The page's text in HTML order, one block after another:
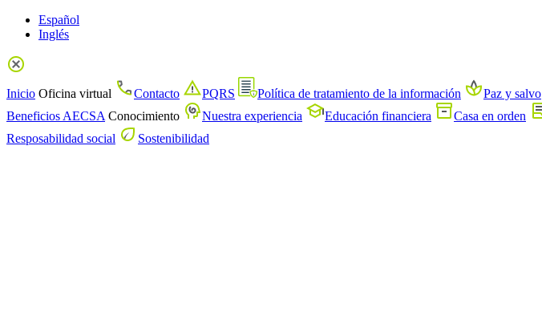
Español
Inglés
Inicio Oficina virtual Contacto PQRS Política de tratamiento de la información Paz y salvo
Beneficios AECSA Conocimiento Nuestra experiencia Educación financiera Casa en orden
Resposabilidad social
Sostenibilidad